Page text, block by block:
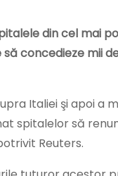
din cel mai
concedieze mii
Italiei şi apoi a
spitalelor să
Reuters.